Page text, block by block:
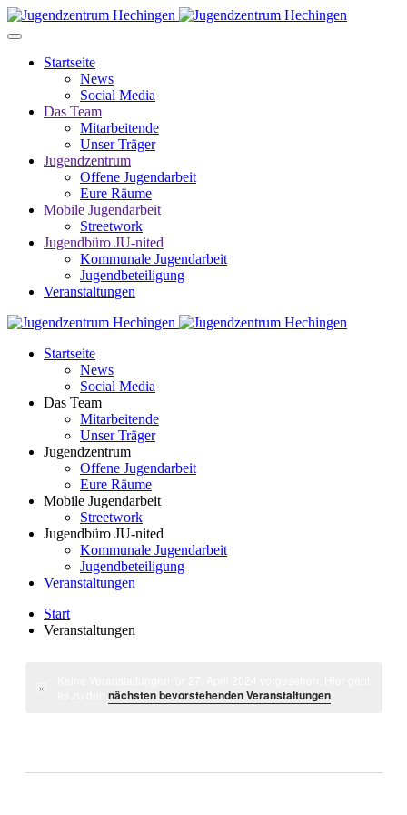
Startseite
News
Social Media
Das Team
Mitarbeitende
Unser Träger
Jugendzentrum
Offene Jugendarbeit
Eure Räume
Mobile Jugendarbeit
Streetwork
Jugendbüro JU-nited
Kommunale Jugendarbeit
Jugendbeteiligung
Veranstaltungen
Startseite
News
Social Media
Das Team
Mitarbeitende
Unser Träger
Jugendzentrum
Offene Jugendarbeit
Eure Räume
Mobile Jugendarbeit
Streetwork
Jugendbüro JU-nited
Kommunale Jugendarbeit
Jugendbeteiligung
Veranstaltungen
Start
Veranstaltungen
es zu dennächsten bevorstehenden Veranstaltungen